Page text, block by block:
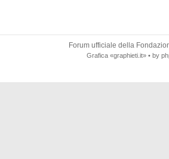
Forum ufficiale della
Grafica «graphieti.it» • by